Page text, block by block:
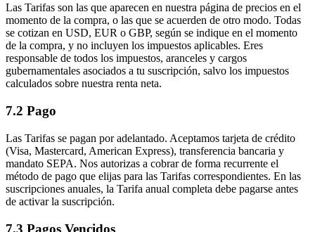
Las Tarifas son las que aparecen en nuestra página de precios en el
momento de la compra, o las que se acuerden de otro modo. Todas
se cotizan en USD, EUR o GBP, según se indique en el momento
de la compra, y no incluyen los impuestos aplicables. Eres
responsable de todos los impuestos, aranceles y cargos
gubernamentales asociados a tu suscripción, salvo los impuestos
calculados sobre nuestra renta neta.
7.2 Pago
Las Tarifas se pagan por adelantado. Aceptamos tarjeta de crédito
(Visa, Mastercard, American Express), transferencia bancaria y
mandato SEPA. Nos autorizas a cobrar de forma recurrente el
método de pago que elijas para las Tarifas correspondientes. En las
suscripciones anuales, la Tarifa anual completa debe pagarse antes
de activar la suscripción.
7.3 Pagos Vencidos